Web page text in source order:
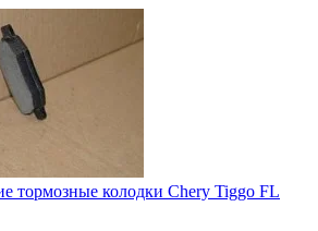
тормозные колодки Chery Tiggo FL